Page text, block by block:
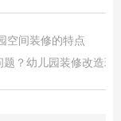
空间装修的特点
？幼儿园装修改造环